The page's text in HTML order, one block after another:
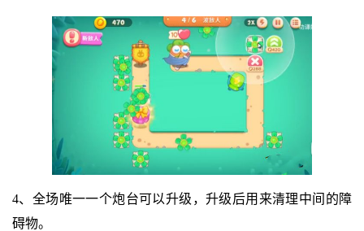
4、全场唯一一个炮台可以升级，升级后用来清理中间的障
碍物。